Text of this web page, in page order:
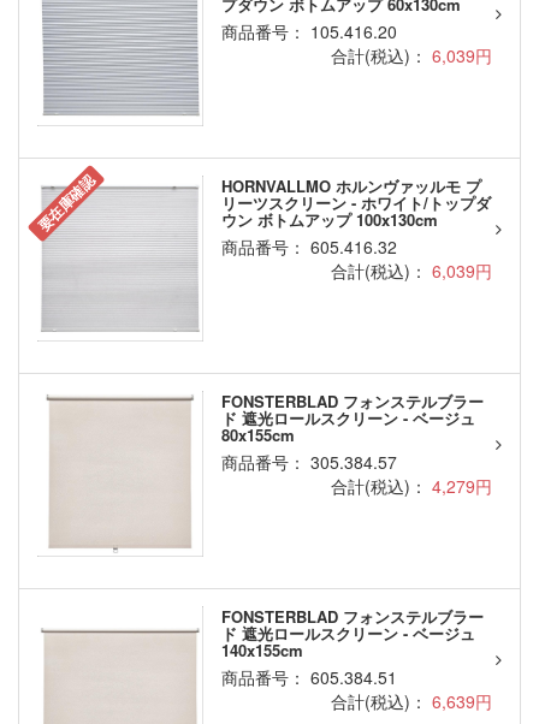
商品番号： 105.416.20
合計(税込)： 6,039円
要在庫確認 HORNVALLMO ホルンヴァッルモ プ
リーツスクリーン - ホワイト/トップダ
ウン ボトムアップ 100x130cm
商品番号： 605.416.32
合計(税込)： 6,039円
FONSTERBLAD フォンステルブラー
ド 遮光ロールスクリーン - ベージュ
80x155cm
商品番号： 305.384.57
合計(税込)： 4,279円
FONSTERBLAD フォンステルブラー
ド 遮光ロールスクリーン - ベージュ
140x155cm
商品番号： 605.384.51
合計(税込)： 6,639円